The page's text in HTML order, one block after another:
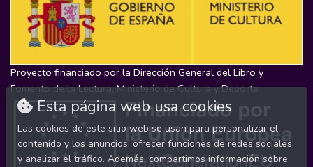
Proyecto financiado por la Dirección General del Libro y
Fomento de la Lectura, Ministerio de Cultura y Deporte
Esta página web usa cookies
Las cookies de este sitio web se usan para personalizar el
contenido y los anuncios, ofrecer funciones de redes sociales
y analizar el tráfico. Además, compartimos información sobre